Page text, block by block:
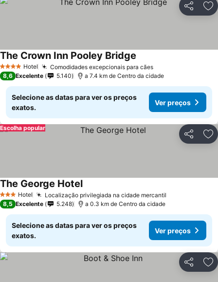
Partilhar
4 EstrelasHotel Comodidades excepcionais para cães
The Crown Inn Pooley Bridge
8,6 Excelente 5.140 a 7.4 km de Centro da cidade
Selecione as datas para ver os preços
exatos.
Ver preços
Partilhar
Escolha popular
3 EstrelasHotel Localização privilegiada na cidade mercantil
The George Hotel
8,5 Excelente 5.248 a 0.3 km de Centro da cidade
Selecione as datas para ver os preços
exatos.
Ver preços
Partilhar